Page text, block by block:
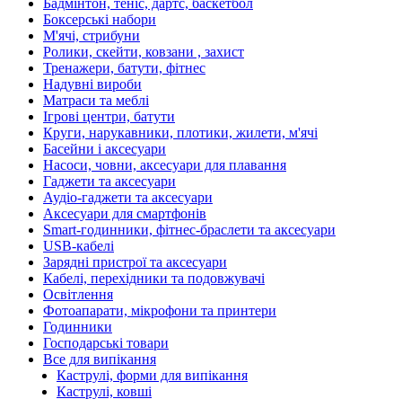
Бадмінтон, теніс, дартс, баскетбол
Боксерські набори
М'ячі, стрибуни
Ролики, скейти, ковзани , захист
Тренажери, батути, фітнес
Надувні вироби
Матраси та меблі
Ігрові центри, батути
Круги, нарукавники, плотики, жилети, м'ячі
Басейни і аксесуари
Насоси, човни, аксесуари для плавання
Гаджети та аксесуари
Аудіо-гаджети та аксесуари
Аксесуари для смартфонів
Smart-годинники, фітнес-браслети та аксесуари
USB-кабелі
Зарядні пристрої та аксесуари
Кабелі, перехідники та подовжувачі
Освітлення
Фотоапарати, мікрофони та принтери
Годинники
Господарські товари
Все для випікання
Каструлі, форми для випікання
Каструлі, ковші